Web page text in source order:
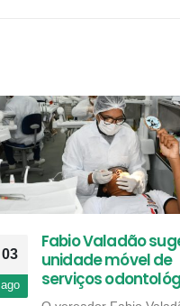
03
ago
Fabio Valadão
unidade móvel de
serviços